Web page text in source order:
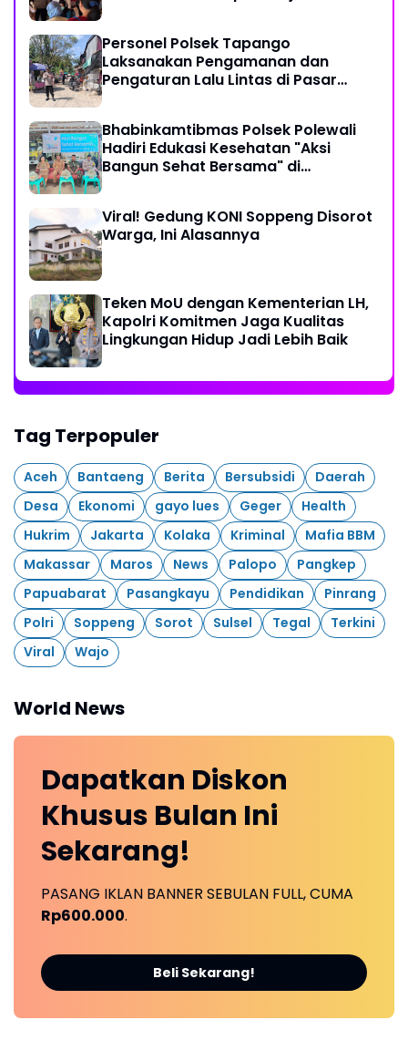
Personel Polsek Tapango
Laksanakan Pengamanan dan
Pengaturan Lalu Lintas di Pasar
Bhabinkamtibmas Polsek Polewali
Hadiri Edukasi Kesehatan "Aksi
Bangun Sehat Bersama" di
Viral! Gedung KONI Soppeng Disorot
Warga, Ini Alasannya
Teken MoU dengan Kementerian LH,
Kapolri Komitmen Jaga Kualitas
Lingkungan Hidup Jadi Lebih Baik
Tag Terpopuler
Aceh Bantaeng Berita Bersubsidi
Daerah
Desa
Ekonomi gayo lues Geger
Health
Hukrim
Jakarta Kolaka Kriminal
Mafia BBM
Makassar
Maros News Palopo
Pangkep
Papuabarat
Pasangkayu Pendidikan
Pinrang
Polri
Soppeng Sorot Sulsel Tegal
Terkini
Viral
Wajo
World News
Dapatkan Diskon
Khusus Bulan Ini
Sekarang!
PASANG IKLAN BANNER SEBULAN FULL, CUMA
Rp600.000.
Beli Sekarang!